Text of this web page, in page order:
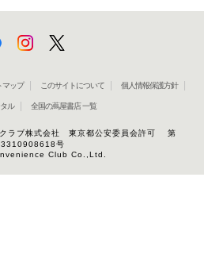
マップ このサイトについて 個人情報保護方針
ル 全国の蔦屋書店 一覧
クラブ株式会社 東京都公安委員会許可 第
号
Club Co.,Ltd.